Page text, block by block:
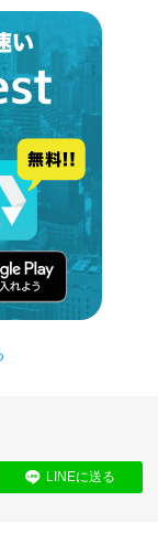
LINEに送る